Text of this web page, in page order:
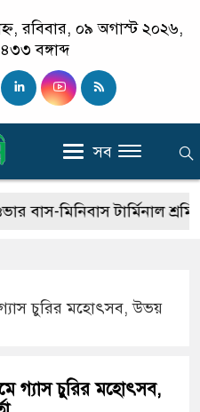
রবিবার, ০৯ অগাস্ট ২০২৬,
বঙ্গাব্দ
সব
টার্মিনাল শ্রমিক
গ্যাস চুরির মহোৎসব, উভয়
গ্যাস চুরির মহোৎসব,